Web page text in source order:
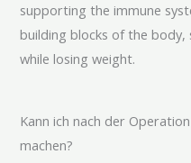
supporting the immune
building blocks of the
while losing weight.
Kann ich nach der
machen?